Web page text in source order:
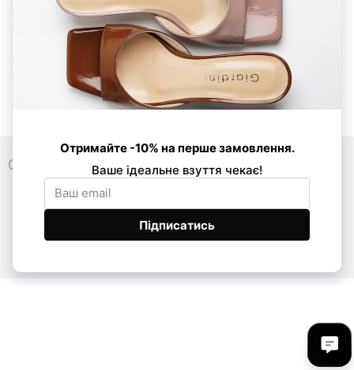
0 800 33 86 01 089 520-24-16 068 877-03-53
Повна версія сайту